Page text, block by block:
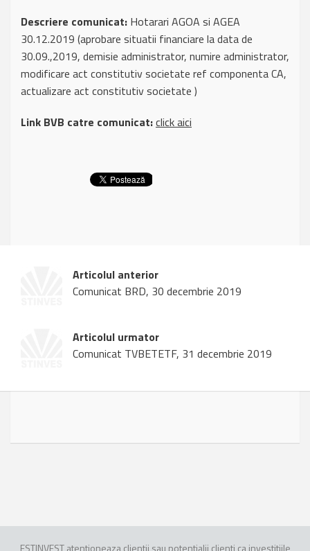
Descriere comunicat: Hotarari AGOA si AGEA
30.12.2019 (aprobare situatii financiare la data de
30.09.,2019, demisie administrator, numire administrator,
modificare act constitutiv societate ref componenta CA,
actualizare act constitutiv societate )
Link BVB catre comunicat:click aici
Articolul anterior
Comunicat BRD, 30 decembrie 2019
Articolul urmator
Comunicat TVBETETF, 31 decembrie 2019
ESTINVEST atentioneaza clientii sau potentialii clienti ca investitiile